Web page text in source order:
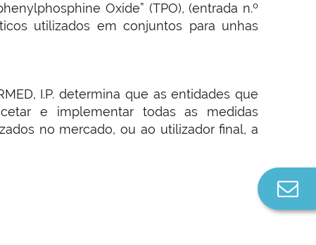
Oxide” (TPO), (entrada n.º
utilizados em conjuntos para unhas
I.P. determina que as entidades que
e implementar todas as medidas
no mercado, ou ao utilizador final, a